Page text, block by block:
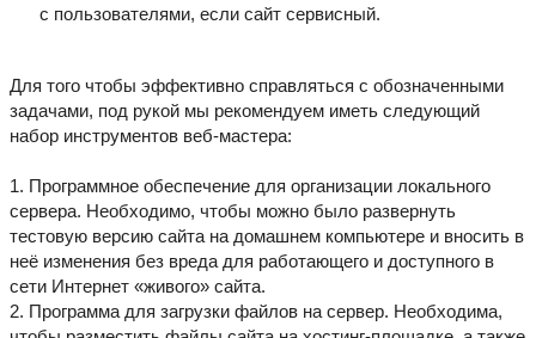
с пользователями, если сайт сервисный.
Для того чтобы эффективно справляться с обозначенными
задачами, под рукой мы рекомендуем иметь следующий
набор инструментов веб-мастера:
1. Программное обеспечение для организации локального
сервера. Необходимо, чтобы можно было развернуть
тестовую версию сайта на домашнем компьютере и вносить в
неё изменения без вреда для работающего и доступного в
сети Интернет «живого» сайта.
2. Программа для загрузки файлов на сервер. Необходима,